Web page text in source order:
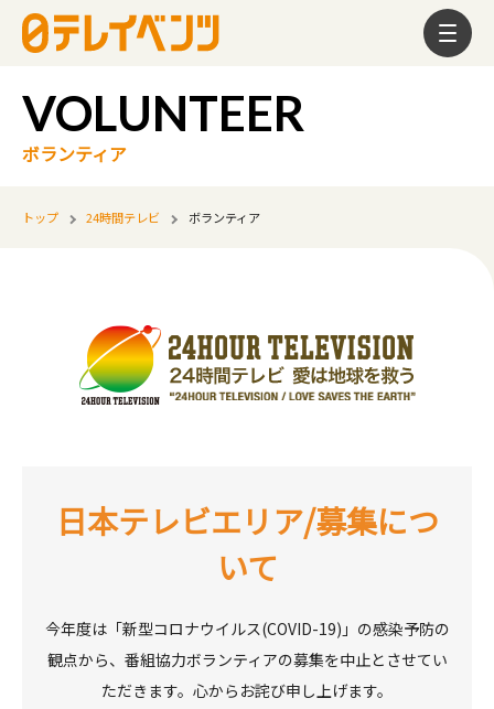
ボランティア
トップ 24時間テレビ ボランティア
日本テレビエリア/募集につ
いて
今年度は「新型コロナウイルス(COVID-19)」の感染予防の
観点から、 番組協力ボランティアの募集を中止とさせてい
ただきます。心からお詫び申し上げます。